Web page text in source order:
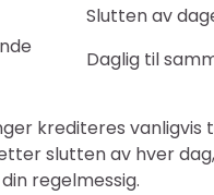
Slutten av
Daglig til
krediteres vanligvis
slutten av hver
regelmessig.